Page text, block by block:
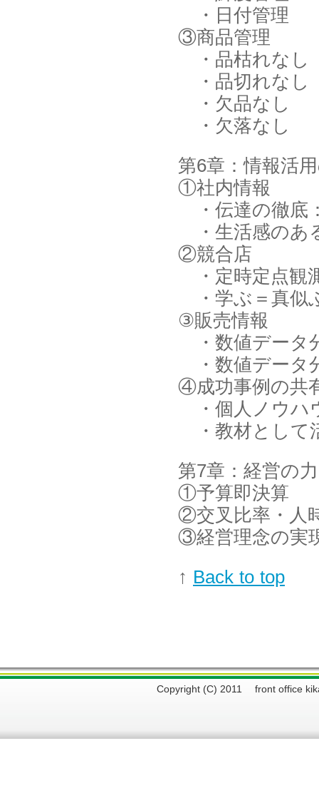
・日付管理
③商品管理
・品枯れなし
・品切れなし
・欠品なし
・欠落なし
第6章：情報活
①社内情報
・伝達の徹底
・生活感のあ
②競合店
・定時定点観
・学ぶ＝真似
③販売情報
・数値データ
・数値データ
④成功事例の共
・個人ノウハ
・教材として
第7章：経営の
①予算即決算
②交叉比率・人
③経営理念の実
↑ Back to top
Copyright (C) 2011 front office